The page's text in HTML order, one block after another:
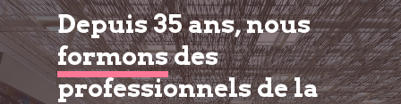
Depuis 35 ans, nous
formonsdes
professionnels de la